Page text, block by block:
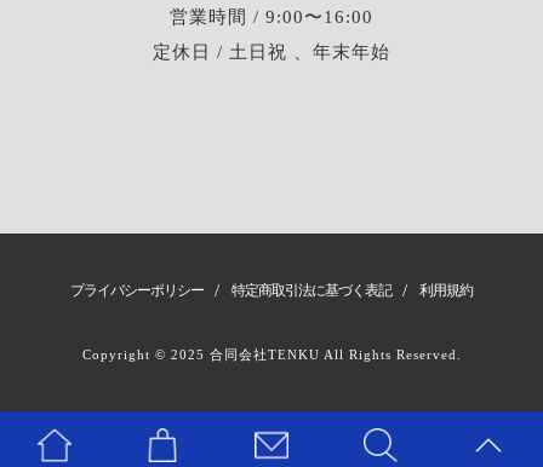
営業時間 / 9:00〜16:00
定休日 / 土日祝 、年末年始
プライバシーポリシー / 特定商取引法に基づく表記 / 利用規約
Copyright © 2025 合同会社TENKU All Rights Reserved.